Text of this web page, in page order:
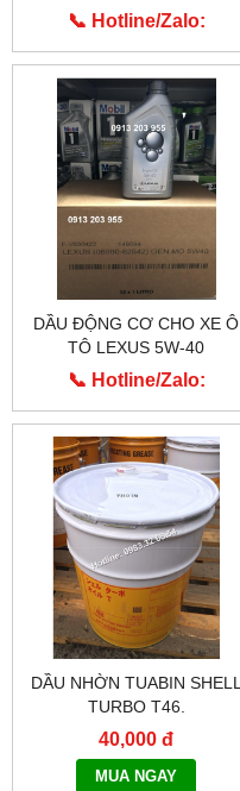
0W-30
📞 Hotline/Zalo:
0913.203.955
DẦU ĐỘNG CƠ CHO XE Ô
TÔ LEXUS 5W-40
📞 Hotline/Zalo:
0913.203.955
DẦU NHỜN TUABIN SHELL
TURBO T46.
40,000 đ
MUA NGAY